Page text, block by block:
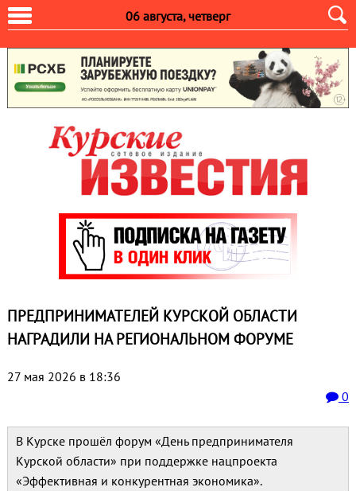
06 августа, четверг
ПРЕДПРИНИМАТЕЛЕЙ КУРСКОЙ ОБЛАСТИ
НАГРАДИЛИ НА РЕГИОНАЛЬНОМ ФОРУМЕ
27 мая 2026 в 18:36
0
В Курске прошёл форум «День предпринимателя
Курской области» при поддержке нацпроекта
«Эффективная и конкурентная экономика».